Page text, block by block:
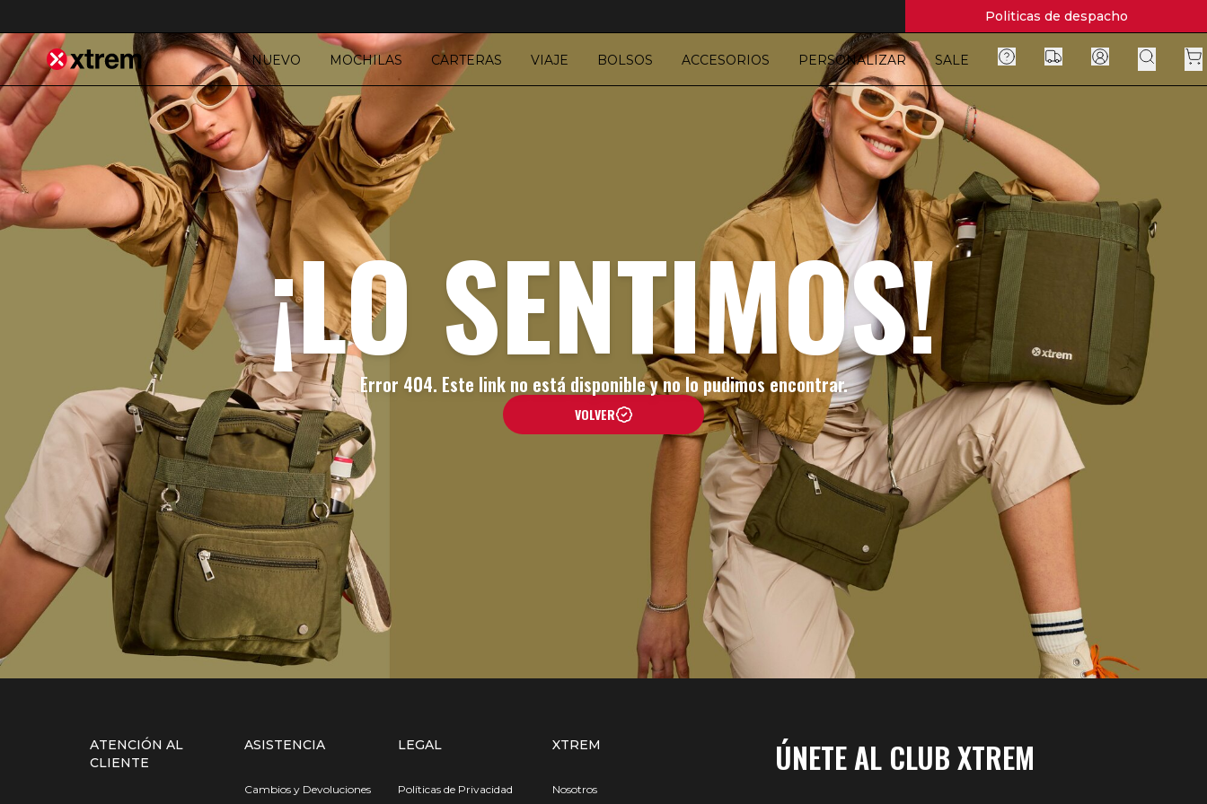
Politicas de despacho
NUEVO MOCHILAS CARTERAS VIAJE BOLSOS ACCESORIOS PERSONALIZAR SALE
¡LO SENTIMOS!
Error 404. Este link no está disponible y no lo pudimos encontrar.
VOLVER
ATENCIÓN AL
CLIENTE
ASISTENCIA
Cambios y Devoluciones
LEGAL
Políticas de Privacidad
XTREM
Nosotros
ÚNETE AL CLUB XTREM